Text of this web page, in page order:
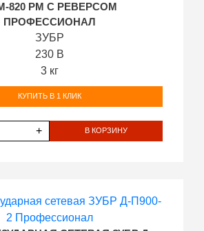
820 РМ С РЕВЕРСОМ
ПРОФЕССИОНАЛ
ЗУБР
230 В
3 кг
КУПИТЬ В 1 КЛИК
+ В КОРЗИНУ